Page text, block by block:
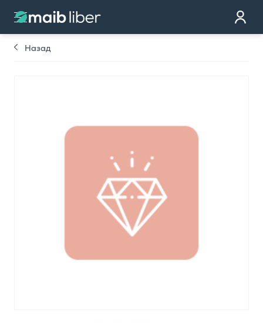
Контакт
стать клиентом
Назад